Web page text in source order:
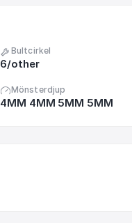
Bultcirkel
6/other
Mönsterdjup
4MM 4MM 5MM 5MM